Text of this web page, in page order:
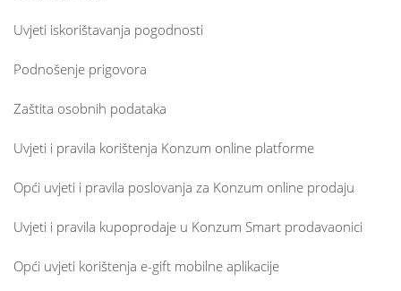
Uvjeti iskorištavanja pogodnosti
Podnošenje prigovora
Zaštita osobnih podataka
Uvjeti i pravila korištenja Konzum online platforme
Opći uvjeti i pravila poslovanja za Konzum online prodaju
Uvjeti i pravila kupoprodaje u Konzum Smart prodavaonici
Opći uvjeti korištenja e-gift mobilne aplikacije